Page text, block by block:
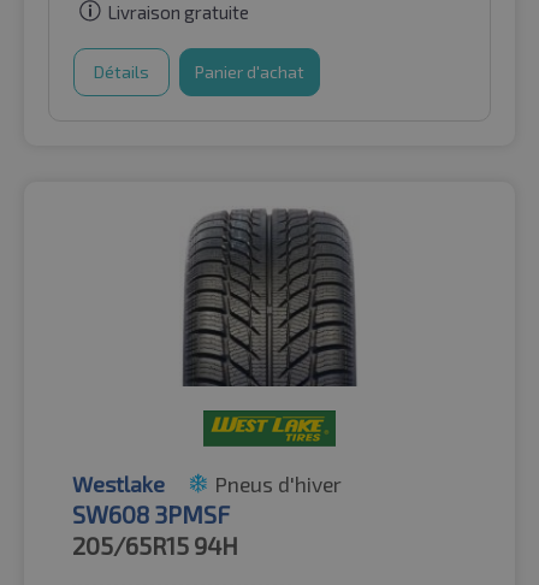
Livraison gratuite
Détails Panier d'achat
Westlake Pneus d'hiver
SW608 3PMSF
205/65R15 94H